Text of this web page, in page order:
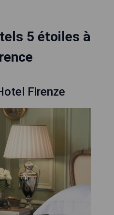
5 étoiles à
Firenze